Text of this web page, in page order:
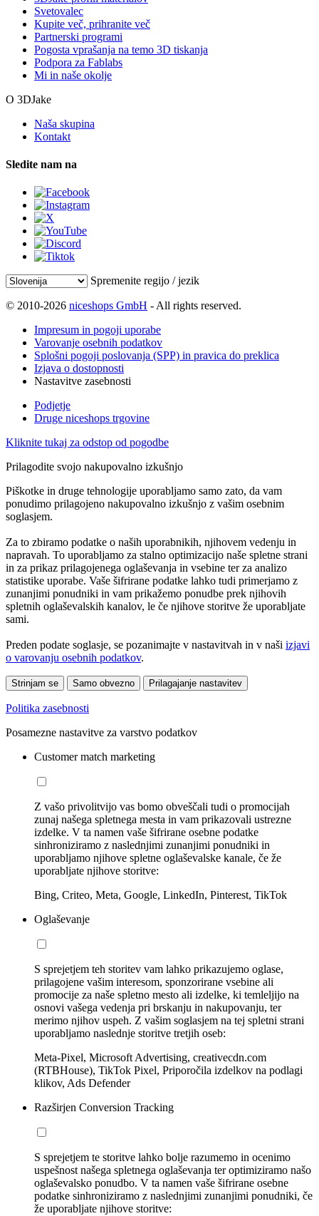
Svetovalec
Kupite več, prihranite več
Partnerski programi
Pogosta vprašanja na temo 3D tiskanja
Podpora za Fablabs
Mi in naše okolje
O 3DJake
Naša skupina
Kontakt
Sledite nam na
Spremenite regijo / jezik
© 2010-2026 niceshops GmbH - All rights reserved.
Impresum in pogoji uporabe
Varovanje osebnih podatkov
Splošni pogoji poslovanja (SPP) in pravica do preklica
Izjava o dostopnosti
Nastavitve zasebnosti
Podjetje
Druge niceshops trgovine
Kliknite tukaj za odstop od pogodbe
Prilagodite svojo nakupovalno izkušnjo
Piškotke in druge tehnologije uporabljamo samo zato, da vam
ponudimo prilagojeno nakupovalno izkušnjo z vašim osebnim
soglasjem.
Za to zbiramo podatke o naših uporabnikih, njihovem vedenju in
napravah. To uporabljamo za stalno optimizacijo naše spletne strani
in za prikaz prilagojenega oglaševanja in vsebine ter za analizo
statistike uporabe. Vaše šifrirane podatke lahko tudi primerjamo z
zunanjimi ponudniki in vam prikažemo ponudbe prek njihovih
spletnih oglaševalskih kanalov, le če njihove storitve že uporabljate
sami.
Preden podate soglasje, se pozanimajte v nastavitvah in v naši izjavi
o varovanju osebnih podatkov.
Strinjam se Samo obvezno Prilagajanje nastavitev
Politika zasebnosti
Posamezne nastavitve za varstvo podatkov
Customer match marketing
Z vašo privolitvijo vas bomo obveščali tudi o promocijah
zunaj našega spletnega mesta in vam prikazovali ustrezne
izdelke. V ta namen vaše šifrirane osebne podatke
sinhroniziramo z naslednjimi zunanjimi ponudniki in
uporabljamo njihove spletne oglaševalske kanale, če že
uporabljate njihove storitve:
Bing, Criteo, Meta, Google, LinkedIn, Pinterest, TikTok
Oglaševanje
S sprejetjem teh storitev vam lahko prikazujemo oglase,
prilagojene vašim interesom, sponzorirane vsebine ali
promocije za naše spletno mesto ali izdelke, ki temleljijo na
osnovi vašega vedenja pri brskanju in nakupovanju, ter
merimo njihov uspeh. Z vašim soglasjem na tej spletni strani
uporabljamo naslednje storitve tretjih oseb:
Meta-Pixel, Microsoft Advertising, creativecdn.com
(RTBHouse), TikTok Pixel, Priporočila izdelkov na podlagi
klikov, Ads Defender
Razširjen Conversion Tracking
S sprejetjem te storitve lahko bolje razumemo in ocenimo
uspešnost našega spletnega oglaševanja ter optimiziramo našo
oglaševalsko ponudbo. V ta namen vaše šifrirane osebne
podatke sinhroniziramo z naslednjimi zunanjimi ponudniki, če
že uporabljate njihove storitve: